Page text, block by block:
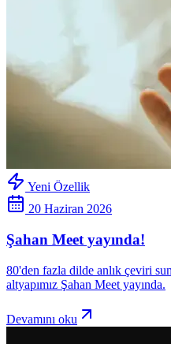
Yeni Özellik
20 Haziran 2026
Şahan Meet yayında!
80'den fazla dilde anlık çeviri
altyapımız Şahan Meet yayında.
Devamını oku